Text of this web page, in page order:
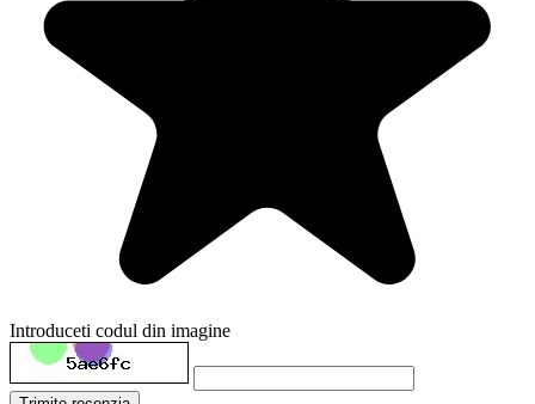
Introduceti codul din imagine